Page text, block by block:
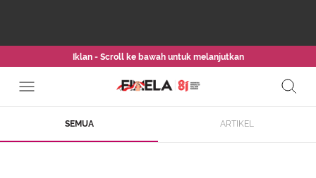
Iklan - Scroll ke bawah untuk melanjutkan
SEMUA ARTIKEL